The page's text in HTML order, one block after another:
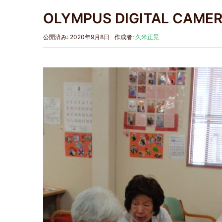
OLYMPUS DIGITAL
公開済み: 2020年9月8日 作成者: 久米正晃